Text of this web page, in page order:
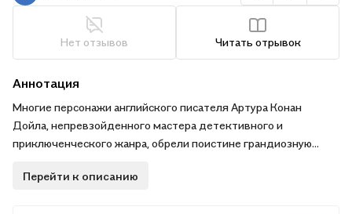
Нет отзывов Читать отрывок
Аннотация
Многие персонажи английского писателя Артура Конан
Дойла, непревзойденного мастера детективного и
приключенческого жанра, обрели поистине грандиозную
своим верным спутником доктором Ватсоном, и неугомонный
Перейти к описанию